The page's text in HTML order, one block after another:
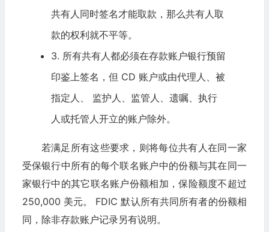
共有人同时签名才能取款，那么共有人取
款的权利就不平等。
3. 所有共有人都必须在存款账户银行预留
印鉴上签名，但 CD 账户或由代理人、被
指定人、 监护人、监管人、遗嘱、执行
人或托管人开立的账户除外。
若满足所有这些要求，则将每位共有人在同一家
受保银行中所有的每个联名账户中的份额与其在同一
家银行中的其它联名账户份额相加，保险额度不超过
250,000 美元。 FDIC 默认所有共同所有者的份额相
同，除非存款账户记录另有说明。